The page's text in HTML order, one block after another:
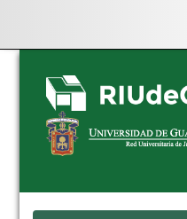
Skip
navigation